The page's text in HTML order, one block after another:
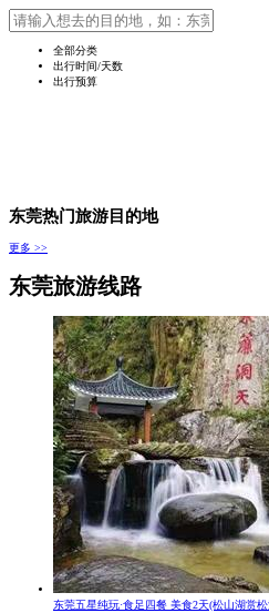
全部分类
出行时间/天数
出行预算
东莞热门旅游目的地
更多 >>
东莞旅游线路
东莞五星纯玩·食足四餐 美食2天(松山湖赏